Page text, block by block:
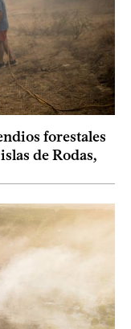
forestales
de Rodas,